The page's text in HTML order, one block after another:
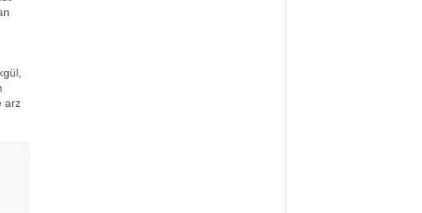
arz